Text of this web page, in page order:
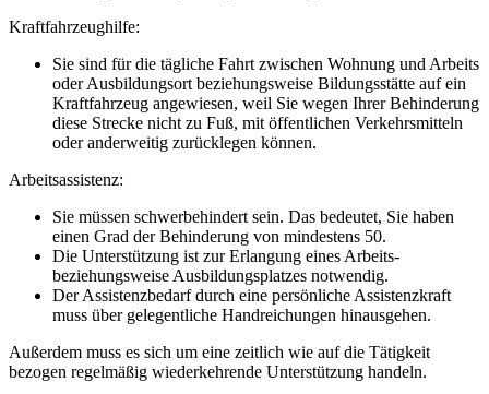
Kraftfahrzeughilfe:
Sie sind für die tägliche Fahrt zwischen Wohnung und Arbeits
oder Ausbildungsort beziehungsweise Bildungsstätte auf ein
Kraftfahrzeug angewiesen, weil Sie wegen Ihrer Behinderung
diese Strecke nicht zu Fuß, mit öffentlichen Verkehrsmitteln
oder anderweitig zurücklegen können.
Arbeitsassistenz:
Sie müssen schwerbehindert sein. Das bedeutet, Sie haben
einen Grad der Behinderung von mindestens 50.
Die Unterstützung ist zur Erlangung eines Arbeits-
beziehungsweise Ausbildungsplatzes notwendig.
Der Assistenzbedarf durch eine persönliche Assistenzkraft
muss über gelegentliche Handreichungen hinausgehen.
Außerdem muss es sich um eine zeitlich wie auf die Tätigkeit
bezogen regelmäßig wiederkehrende Unterstützung handeln.